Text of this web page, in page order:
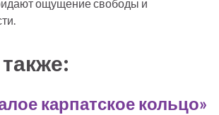
ощущение свободы и
карпатское кольцо»